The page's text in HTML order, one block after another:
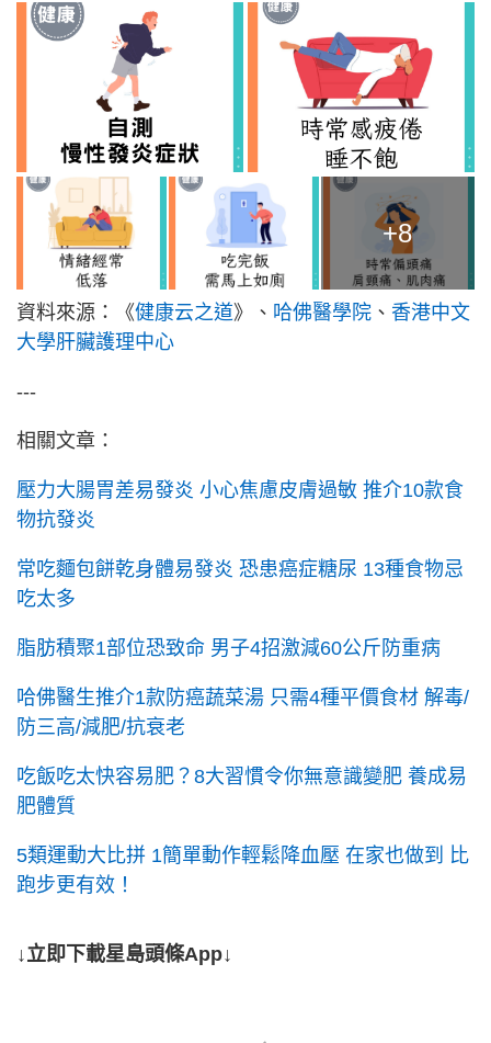
+8
資料來源：《健康云之道》、 哈佛醫學院 、 香港中文
大學肝臟護理中心
---
相關文章：
壓力大腸胃差易發炎 小心焦慮皮膚過敏 推介10款食
物抗發炎
常吃麵包餅乾身體易發炎 恐患癌症糖尿 13種食物忌
吃太多
脂肪積聚1部位恐致命 男子4招激減60公斤防重病
哈佛醫生推介1款防癌蔬菜湯 只需4種平價食材 解毒/
防三高/減肥/抗衰老
吃飯吃太快容易肥？8大習慣令你無意識變肥 養成易
肥體質
5類運動大比拼 1簡單動作輕鬆降血壓 在家也做到 比
跑步更有效！
↓立即下載星島頭條App↓